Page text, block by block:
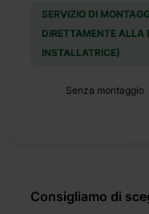
SERVIZIO DI
DIRETTAMENTE ALLA
INSTALLATRICE)
Senza montaggio
Consigliamo di